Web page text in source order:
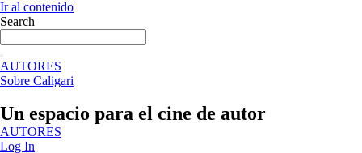
Ir al contenido
Search
AUTORES
Sobre Caligari
Un espacio para el cine de autor
AUTORES
Log In